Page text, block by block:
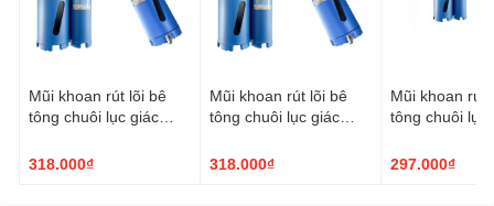
Mũi khoan rút lõi bê
tông chuôi lục giác
318.000₫
Mũi khoan rút lõi bê
tông chuôi lục giác
318.000₫
Mũi khoan rút
tông chuôi lục
297.000₫